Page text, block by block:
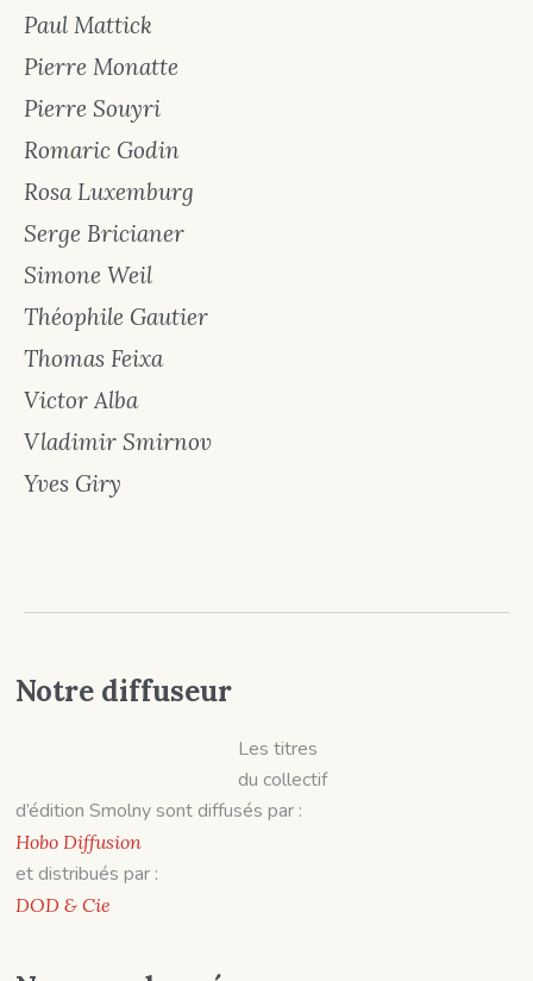
Paul Mattick
Pierre Monatte
Pierre Souyri
Romaric Godin
Rosa Luxemburg
Serge Bricianer
Simone Weil
Théophile Gautier
Thomas Feixa
Victor Alba
Vladimir Smirnov
Yves Giry
Notre diffuseur
Les titres
du collectif
d’édition Smolny sont diffusés par :
Hobo Diffusion
et distribués par :
DOD & Cie